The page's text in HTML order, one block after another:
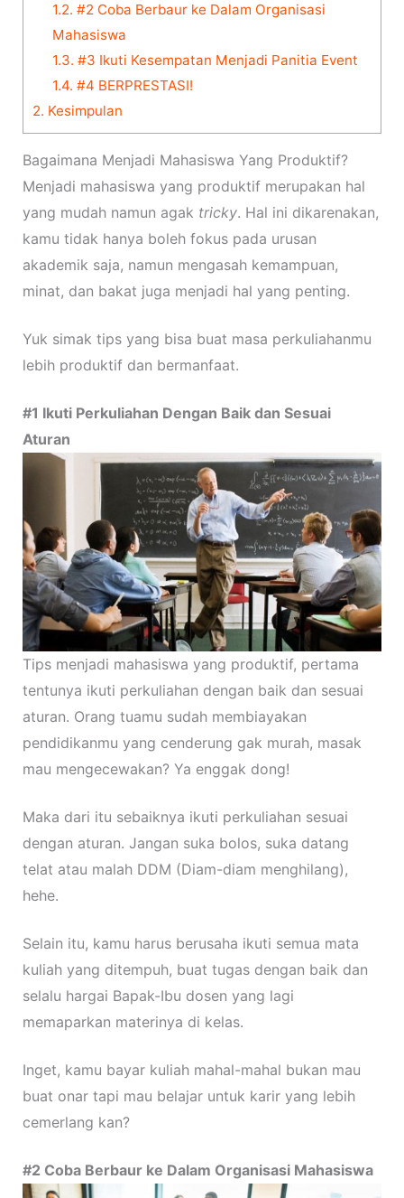
1.2. #2 Coba Berbaur ke Dalam Organisasi
Mahasiswa
1.3. #3 Ikuti Kesempatan Menjadi Panitia Event
1.4. #4 BERPRESTASI!
2. Kesimpulan
Bagaimana Menjadi Mahasiswa Yang Produktif?
Menjadi mahasiswa yang produktif merupakan hal
yang mudah namun agak tricky. Hal ini dikarenakan,
kamu tidak hanya boleh fokus pada urusan
akademik saja, namun mengasah kemampuan,
minat, dan bakat juga menjadi hal yang penting.
Yuk simak tips yang bisa buat masa perkuliahanmu
lebih produktif dan bermanfaat.
#1 Ikuti Perkuliahan Dengan Baik dan Sesuai
Aturan
Tips menjadi mahasiswa yang produktif, pertama
tentunya ikuti perkuliahan dengan baik dan sesuai
aturan. Orang tuamu sudah membiayakan
pendidikanmu yang cenderung gak murah, masak
mau mengecewakan? Ya enggak dong!
Maka dari itu sebaiknya ikuti perkuliahan sesuai
dengan aturan. Jangan suka bolos, suka datang
telat atau malah DDM (Diam-diam menghilang),
hehe.
Selain itu, kamu harus berusaha ikuti semua mata
kuliah yang ditempuh, buat tugas dengan baik dan
selalu hargai Bapak-Ibu dosen yang lagi
memaparkan materinya di kelas.
Inget, kamu bayar kuliah mahal-mahal bukan mau
buat onar tapi mau belajar untuk karir yang lebih
cemerlang kan?
#2 Coba Berbaur ke Dalam Organisasi Mahasiswa